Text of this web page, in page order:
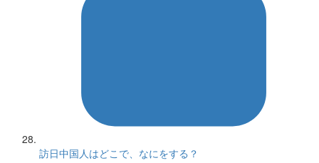
訪日中国人はどこで、なにをする？